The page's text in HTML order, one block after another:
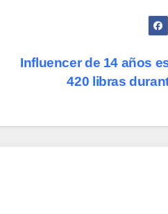
Influencer de 14 años
420 libras